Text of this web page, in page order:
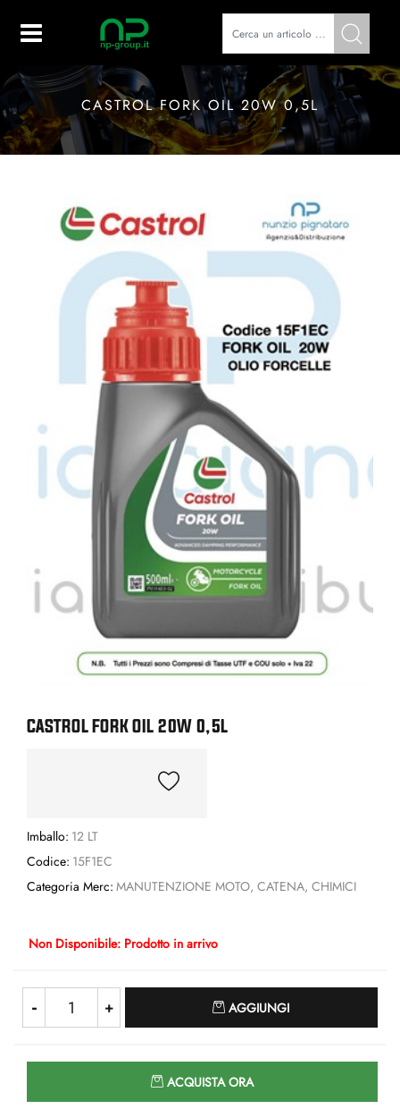
CASTROL FORK OIL 20W 0,5L
CASTROL FORK OIL 20W 0,5L
Imballo: 12 LT
Codice: 15F1EC
Categoria Merc: MANUTENZIONE MOTO, CATENA, CHIMICI
Non Disponibile: Prodotto in arrivo
AGGIUNGI
ACQUISTA ORA